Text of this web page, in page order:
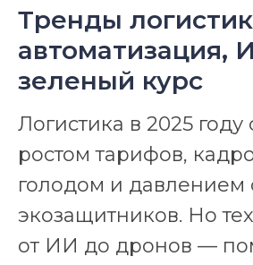
Тренды
автоматизация,
зеленый курс
Логистика в 2025 году
ростом тарифов,
голодом и давлением
экозащитников. Но
от ИИ до дронов —